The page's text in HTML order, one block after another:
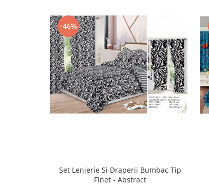
-46%
Set Lenjerie Si Draperii Bumbac Tip
Finet - Abstract